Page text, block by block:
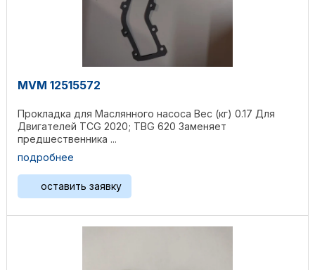
MVM 12515572
Прокладка для Маслянного насоса Вес (кг) 0.17 Для
Двигателей TCG 2020; TBG 620 Заменяет
предшественника ...
подробнее
оставить заявку